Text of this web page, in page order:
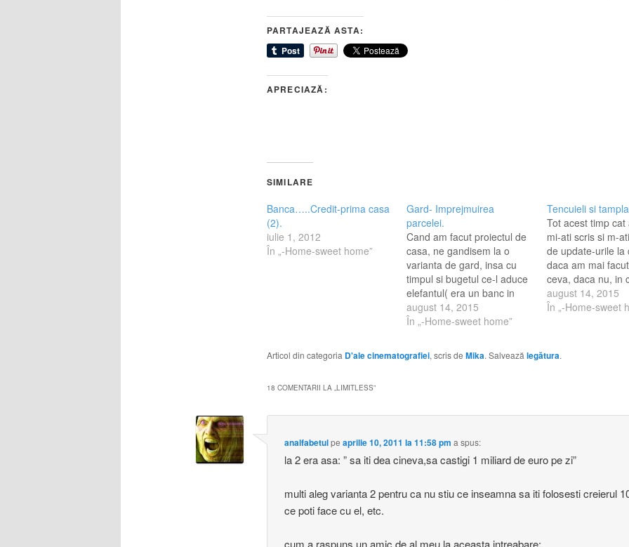
PARTAJEAZĂ ASTA:
APRECIAZĂ:
SIMILARE
Banca…..Credit-prima casa
(2).
iulie 1, 2012
În „-Home-sweet home”
Gard- Imprejmuirea
parcelei.
Cand am facut proiectul de
casa, ne gandisem la o
varianta de gard, insa cu
timpul si bugetul ce-l aduce
elefantul( era un banc in
care un tip arata buzunarele
goale la sotie si o intreba
renuntat la vise si am
august 14, 2015
În „-Home-sweet home”
Tencuieli si
Tot acest timp cat
mi-ati scris si m-
de update-urile la
daca am mai
ceva, daca nu, in
suntem...daca ne-
curentul la casa si
venit timpul sa…
august 14, 2015
În „-Home-sweet
Articol din categoria D'ale cinematografiei, scris de Mika. Salvează legătura.
18 COMENTARII LA „LIMITLESS”
analfabetulpeaprilie 10, 2011 la 11:58 pm a spus:
la 2 era asa: ” sa iti dea cineva,sa castigi 1 miliard de euro pe zi”
multi aleg varianta 2 pentru ca nu stiu ce inseamna sa iti folosesti creierul
ce poti face cu el, etc.